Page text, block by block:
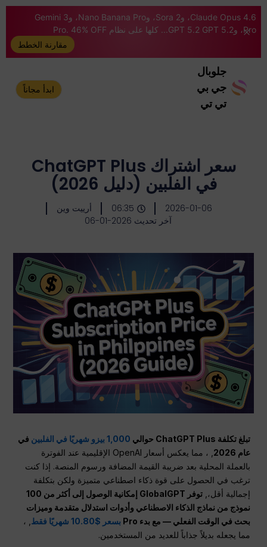
Claude Opus 4.6، وSora 2، وNano Banana Pro، وGemini 3
Pro، وGPT 5.2 GPT 5.2... كلها على نظام Pro. 46% OFF
مقارنة الخطط
جلوبال
جي بي
تي تي
ابدأ مجاناً
سعر اشتراك ChatGPT Plus
في الفلبين (دليل 2026)
2026-01-06
06:35
أرييت وين
آخر تحديث 2026-01-06
تبلغ تكلفة ChatGPT Plus حوالي 1,000 بيزو شهريًا في الفلبين
في
عام 2026
, ، مما يعكس أسعار OpenAI الإقليمية عند الفوترة
بالعملة المحلية بعد ضريبة القيمة المضافة ورسوم المنصة. إذا كنت
ترغب في الحصول على قوة ذكاء اصطناعي متميزة ولكن بتكلفة
إجمالية أقل،,
توفر GlobalGPT إمكانية الوصول إلى أكثر من 100
نموذج من نماذج الذكاء الاصطناعي وأدوات استدلال متقدمة وميزات
بحث في الوقت الفعلي — مع بدء Pro
بسعر $10.80 شهريًا فقط
, ،
مما يجعله بديلاً جذاباً للعديد من المستخدمين.